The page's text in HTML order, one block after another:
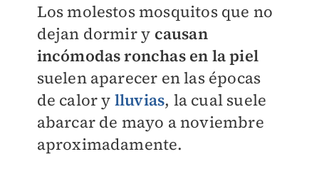
Los molestos mosquitos que no
dejan dormir y causan
incómodas ronchas en la piel
suelen aparecer en las épocas
de calor y lluvias, la cual suele
abarcar de mayo a noviembre
aproximadamente.